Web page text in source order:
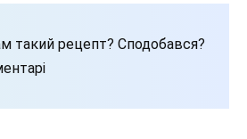
такий рецепт? Сподобався?